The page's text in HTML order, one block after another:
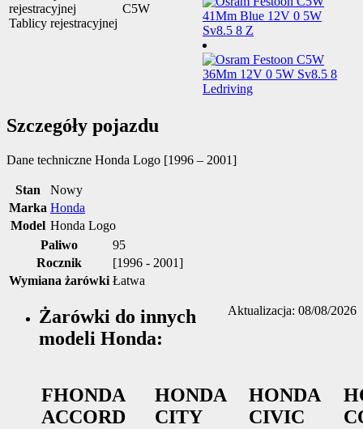
Tablicy rejestracyjnej
C5W
Szczegóły pojazdu
Dane techniczne Honda Logo [1996 – 2001]
Stan
Nowy
Marka Honda
Model Honda Logo
Paliwo
95
Rocznik
[1996 - 2001]
Wymiana żarówki Łatwa
Aktualizacja: 08/08/2026
Żarówki do innych
modeli Honda:
FHONDA
ACCORD
HONDA
CITY
HONDA
CIVIC